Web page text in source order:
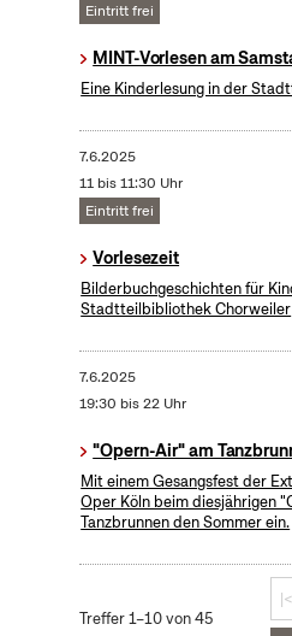
Eintritt frei
MINT-Vorlesen am
Eine Kinderlesung in der
7.6.2025
11 bis 11:30 Uhr
Eintritt frei
Vorlesezeit
Bilderbuchgeschichten für
Stadtteilbibliothek Chorweiler
7.6.2025
19:30 bis 22 Uhr
"Opern-Air" am
Mit einem Gesangsfest der
Oper Köln beim diesjährigen
Tanzbrunnen den Sommer ein.
Treffer 1–10 von 45
|<